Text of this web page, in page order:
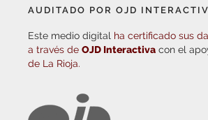
AUDITADO POR OJD
Este medio digital ha certificado sus
a través de OJD Interactiva con el
de La Rioja.